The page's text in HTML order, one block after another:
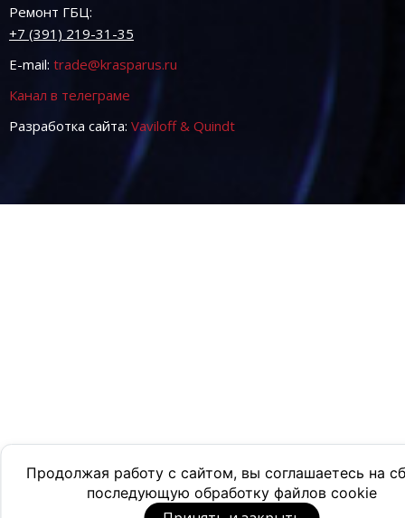
Продолжая работу с сайтом, вы соглашаетесь на
последующую обработку файлов cookie
Ремонт ГБЦ:
+7 (391) 219-31-35
E-mail: trade@krasparus.ru
Канал в телеграме
Разработка сайта: Vaviloff & Quindt